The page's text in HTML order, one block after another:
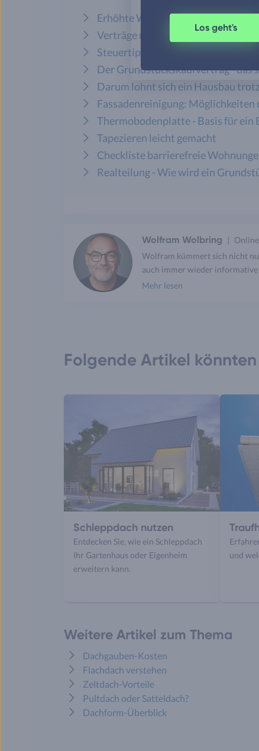
Erhöhte Wohnungsbauprämie beim
Verträge um den Fertighauskauf
Steuertipps zum Eigenheimbau:
Der Grundstückskaufvertrag - das
Darum lohnt sich ein Hausbau
Fassadenreinigung: Möglichkeiten
Thermobodenplatte - Basis für ein
Tapezieren leicht gemacht
Checkliste barrierefreie
Realteilung - Wie wird ein
Wolfram Wolbring
Wolfram kümmert sich nicht
auch immer wieder informative
Mehr lesen
Folgende Artikel
Schleppdach nutzen
Entdecken Sie, wie ein Schleppdach
Ihr Gartenhaus oder Eigenheim
erweitern kann.
und
Weitere Artikel zum Thema
Dachgauben-Kosten
Flachdach verstehen
Zeltdach-Vorteile
Pultdach oder Satteldach?
Dachform-Überblick
Los geht's